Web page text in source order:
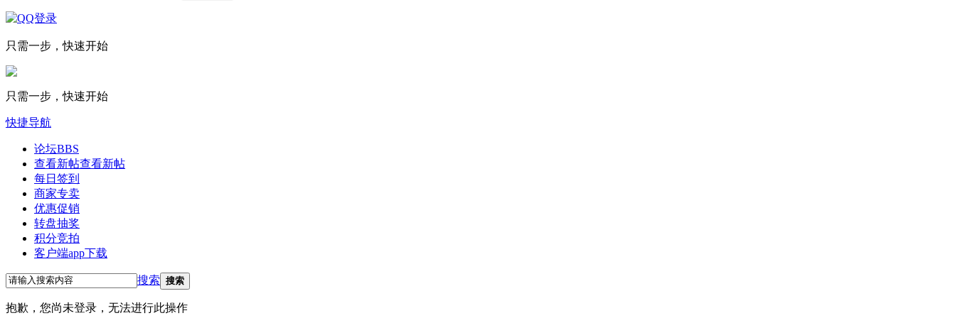
只需一步，快速开始
只需一步，快速开始
快捷导航
论坛BBS
查看新帖查看新帖
每日签到
商家专卖
优惠促销
转盘抽奖
积分竞拍
客户端app下载
搜索 搜索
抱歉，您尚未登录，无法进行此操作